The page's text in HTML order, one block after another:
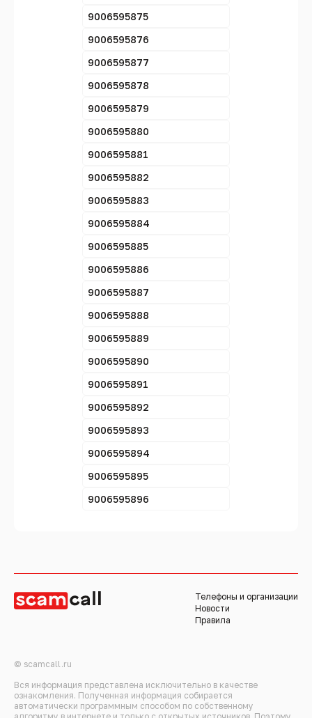
9006595875
9006595876
9006595877
9006595878
9006595879
9006595880
9006595881
9006595882
9006595883
9006595884
9006595885
9006595886
9006595887
9006595888
9006595889
9006595890
9006595891
9006595892
9006595893
9006595894
9006595895
9006595896
Телефоны и организации
Новости
Правила
© scamcall.ru
Вся информация представлена исключительно в качестве
ознакомления. Полученная информация собирается
автоматически программным способом по собственному